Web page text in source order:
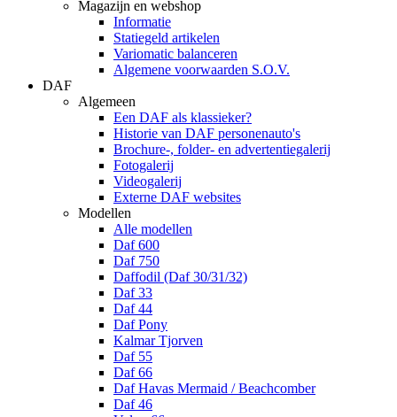
Magazijn en webshop
Informatie
Statiegeld artikelen
Variomatic balanceren
Algemene voorwaarden S.O.V.
DAF
Algemeen
Een DAF als klassieker?
Historie van DAF personenauto's
Brochure-, folder- en advertentiegalerij
Fotogalerij
Videogalerij
Externe DAF websites
Modellen
Alle modellen
Daf 600
Daf 750
Daffodil (Daf 30/31/32)
Daf 33
Daf 44
Daf Pony
Kalmar Tjorven
Daf 55
Daf 66
Daf Havas Mermaid / Beachcomber
Daf 46